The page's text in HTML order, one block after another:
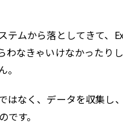
テムから落としてきて
なきゃいけなかったり
なく、データを収集し
す。